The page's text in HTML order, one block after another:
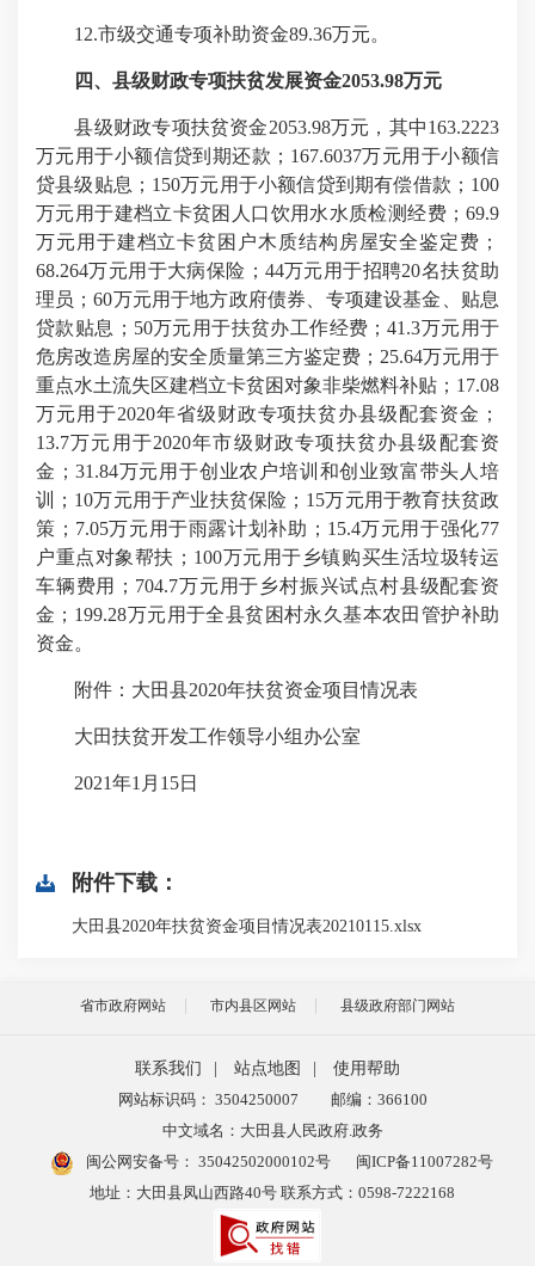
12.市级交通专项补助资金89.36万元。
四、县级财政专项扶贫发展资金2053.98万元
县级财政专项扶贫资金2053.98万元，其中163.2223
万元用于小额信贷到期还款；167.6037万元用于小额信
贷县级贴息；150万元用于小额信贷到期有偿借款；100
万元用于建档立卡贫困人口饮用水水质检测经费；69.9
万元用于建档立卡贫困户木质结构房屋安全鉴定费；
68.264万元用于大病保险；44万元用于招聘20名扶贫助
理员；60万元用于地方政府债券、专项建设基金、贴息
贷款贴息；50万元用于扶贫办工作经费；41.3万元用于
危房改造房屋的安全质量第三方鉴定费；25.64万元用于
重点水土流失区建档立卡贫困对象非柴燃料补贴；17.08
万元用于2020年省级财政专项扶贫办县级配套资金；
13.7万元用于2020年市级财政专项扶贫办县级配套资
金；31.84万元用于创业农户培训和创业致富带头人培
训；10万元用于产业扶贫保险；15万元用于教育扶贫政
策；7.05万元用于雨露计划补助；15.4万元用于强化77
户重点对象帮扶；100万元用于乡镇购买生活垃圾转运
车辆费用；704.7万元用于乡村振兴试点村县级配套资
金；199.28万元用于全县贫困村永久基本农田管护补助
资金。
附件：大田县2020年扶贫资金项目情况表
大田扶贫开发工作领导小组办公室
2021年1月15日
附件下载：
大田县2020年扶贫资金项目情况表20210115.xlsx
省市政府网站 市内县区网站 县级政府部门网站
联系我们 站点地图
使用帮助
网站标识码： 3504250007
邮编：366100
中文域名：大田县人民政府.政务
闽公网安备号： 35042502000102号
闽ICP备11007282号
地址：大田县凤山西路40号 联系方式：0598-7222168